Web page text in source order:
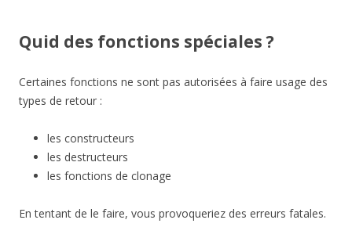
Quid des fonctions spéciales ?
Certaines fonctions ne sont pas autorisées à faire usage des
types de retour :
les constructeurs
les destructeurs
les fonctions de clonage
En tentant de le faire, vous provoqueriez des erreurs fatales.